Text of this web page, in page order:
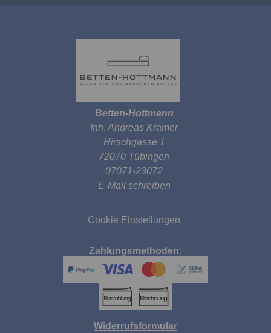
Betten-Hottmann
Inh. Andreas Kramer
Hirschgasse 1
72070 Tübingen
07071-23072
E-Mail schreiben
Cookie Einstellungen
Zahlungsmethoden:
Widerrufsformular